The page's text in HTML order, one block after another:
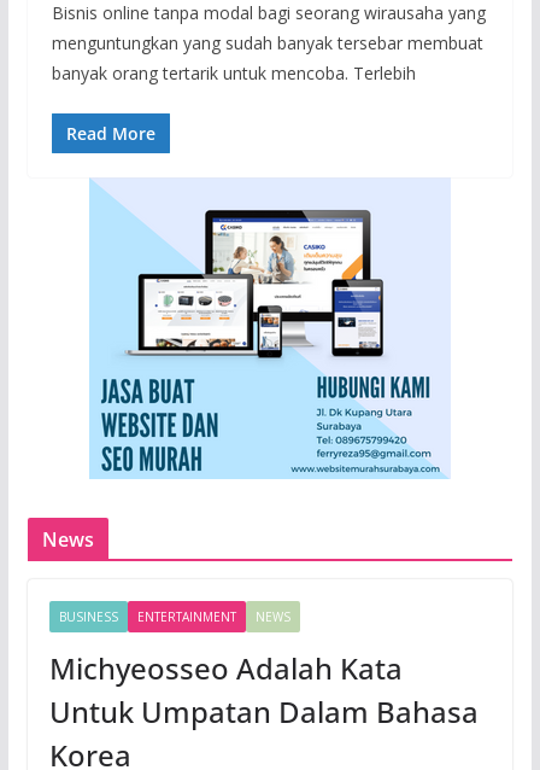
Bisnis online tanpa modal bagi seorang wirausaha yang
menguntungkan yang sudah banyak tersebar membuat
banyak orang tertarik untuk mencoba. Terlebih
Read More
News
BUSINESS ENTERTAINMENT NEWS
Michyeosseo Adalah Kata
Untuk Umpatan Dalam Bahasa
Korea